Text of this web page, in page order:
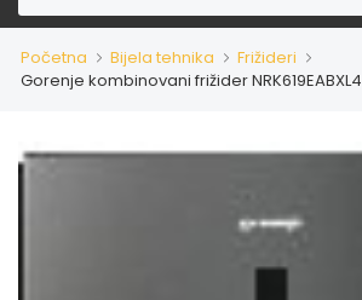
Početna Bijela tehnika
Frižideri
Gorenje kombinovani frižider NRK619EABXL4